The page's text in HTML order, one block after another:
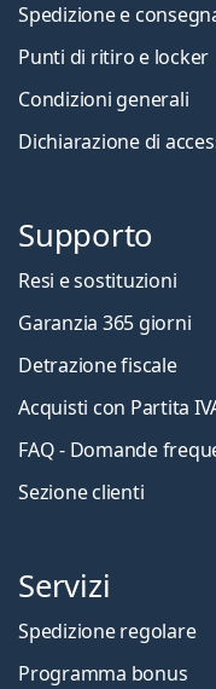
Spedizione e
Punti di ritiro e locker
Condizioni generali
Dichiarazione di
Supporto
Resi e sostituzioni
Garanzia 365 giorni
Detrazione fiscale
Acquisti con Partita
FAQ - Domande
Sezione clienti
Servizi
Spedizione regolare
Programma bonus